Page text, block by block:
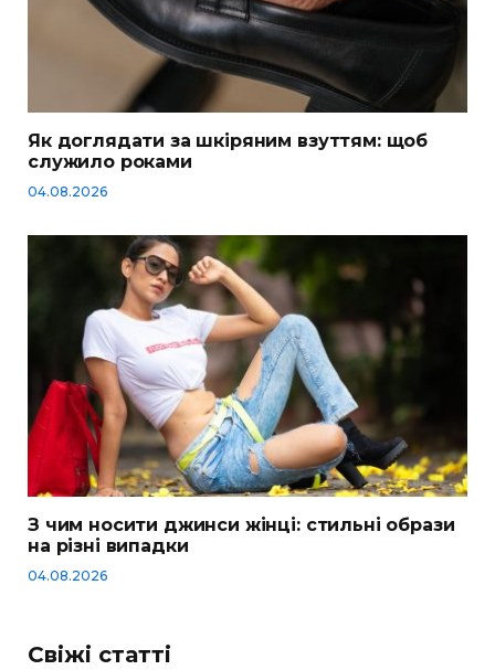
Як доглядати за шкіряним взуттям: щоб
служило роками
04.08.2026
З чим носити джинси жінці: стильні образи
на різні випадки
04.08.2026
Свіжі статті